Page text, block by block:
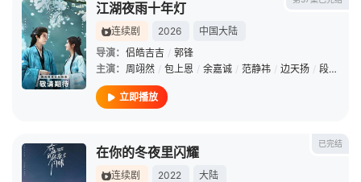
江湖夜雨十年灯
连续剧 2026
中国大陆
导演： 侣皓吉吉 / 郭锋
主演： 周翊然 / 包上恩 / 余嘉诚 / 范静祎 / 边天扬 / 段钰
立即播放
已完结
在你的冬夜里闪耀
连续剧 2022
大陆